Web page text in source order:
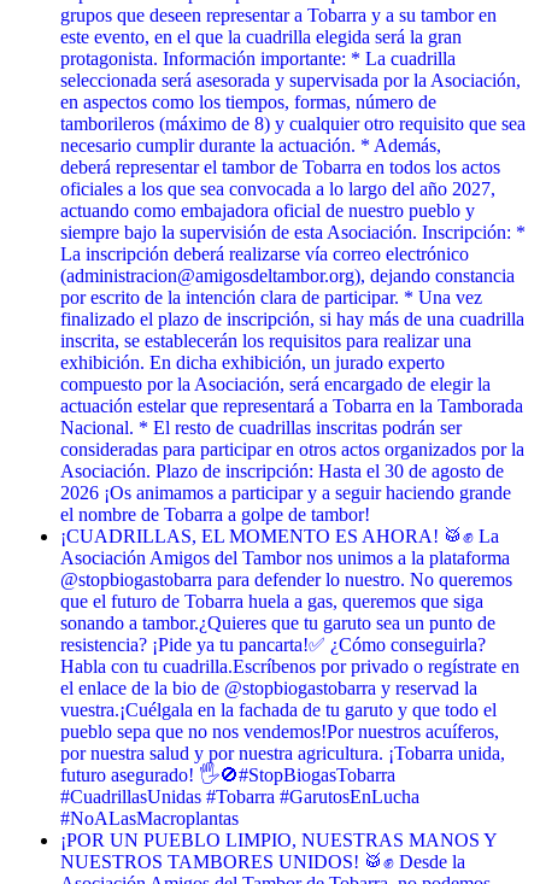
grupos que deseen representar a Tobarra y a su tambor en
este evento, en el que la cuadrilla elegida será la gran
protagonista. Información importante: * La cuadrilla
seleccionada será asesorada y supervisada por la Asociación,
en aspectos como los tiempos, formas, número de
tamborileros (máximo de 8) y cualquier otro requisito que sea
necesario cumplir durante la actuación. * Además,
deberá representar el tambor de Tobarra en todos los actos
oficiales a los que sea convocada a lo largo del año 2027,
actuando como embajadora oficial de nuestro pueblo y
siempre bajo la supervisión de esta Asociación. Inscripción: *
La inscripción deberá realizarse vía correo electrónico
(administracion@amigosdeltambor.org), dejando constancia
por escrito de la intención clara de participar. * Una vez
finalizado el plazo de inscripción, si hay más de una cuadrilla
inscrita, se establecerán los requisitos para realizar una
exhibición. En dicha exhibición, un jurado experto
compuesto por la Asociación, será encargado de elegir la
actuación estelar que representará a Tobarra en la Tamborada
Nacional. * El resto de cuadrillas inscritas podrán ser
consideradas para participar en otros actos organizados por la
Asociación. Plazo de inscripción: Hasta el 30 de agosto de
2026 ¡Os animamos a participar y a seguir haciendo grande
el nombre de Tobarra a golpe de tambor!
¡CUADRILLAS, EL MOMENTO ES AHORA! 🥁✊ La
Asociación Amigos del Tambor nos unimos a la plataforma
@stopbiogastobarra para defender lo nuestro. No queremos
que el futuro de Tobarra huela a gas, queremos que siga
sonando a tambor. ​¿Quieres que tu garuto sea un punto de
resistencia? ¡Pide ya tu pancarta! ​✅ ¿Cómo conseguirla? ​
Habla con tu cuadrilla. ​Escríbenos por privado o regístrate en
el enlace de la bio de @stopbiogastobarra y reservad la
vuestra. ​¡Cuélgala en la fachada de tu garuto y que todo el
pueblo sepa que no nos vendemos! ​Por nuestros acuíferos,
por nuestra salud y por nuestra agricultura. ¡Tobarra unida,
futuro asegurado! 🖐️🚫 ​#StopBiogasTobarra
#CuadrillasUnidas #Tobarra #GarutosEnLucha
#NoALasMacroplantas
¡POR UN PUEBLO LIMPIO, NUESTRAS MANOS Y
NUESTROS TAMBORES UNIDOS! 🥁✊ Desde la